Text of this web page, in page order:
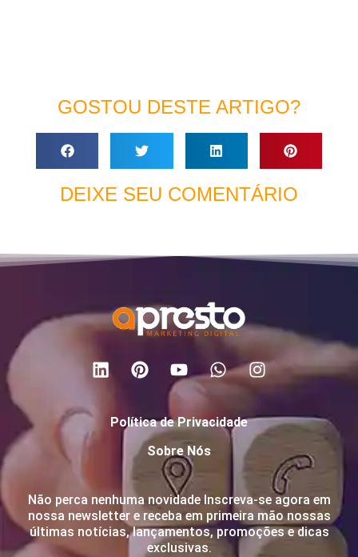
GOSTOU DESTE ARTIGO?
DEIXE SEU COMENTÁRIO
Política de Privacidade
Sobre Nós
Não perca nenhuma novidade Inscreva-se agora em
nossa newsletter e receba em primeira mão nossas
últimas notícias, lançamentos, promoções e dicas
exclusivas.